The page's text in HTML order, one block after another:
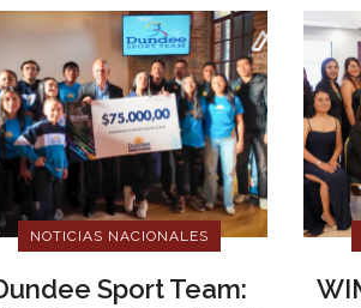
NOTICIAS NACIONALES
Sport Team: